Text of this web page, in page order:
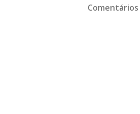
Comentários